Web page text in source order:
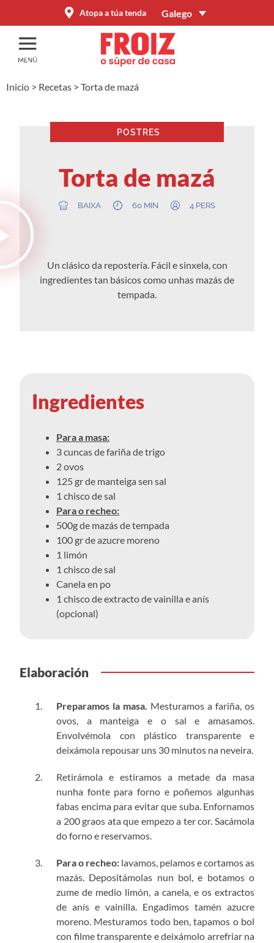
Atopa a túa tenda Galego
Inicio > Recetas > Torta de mazá
POSTRES
Torta de mazá
BAIXA 60 MIN 4 PERS
Un clásico da repostería. Fácil e sinxela, con
ingredientes tan básicos como unhas mazás de
tempada.
Ingredientes
Para a masa:
3 cuncas de fariña de trigo
2 ovos
125 gr de manteiga sen sal
1 chisco de sal
Para o recheo:
500g de mazás de tempada
100 gr de azucre moreno
1 limón
1 chisco de sal
Canela en po
1 chisco de extracto de vainilla e anís
(opcional)
Elaboración
Preparamos la masa. Mesturamos a fariña, os
ovos, a manteiga e o sal e amasamos.
Envolvémola con plástico transparente e
deixámola repousar uns 30 minutos na neveira.
Retirámola e estiramos a metade da masa
nunha fonte para forno e poñemos algunhas
fabas encima para evitar que suba. Enfornamos
a 200 graos ata que empezo a ter cor. Sacámola
do forno e reservamos.
Para o recheo: lavamos, pelamos e cortamos as
mazás. Depositámolas nun bol, e botamos o
zume de medio limón, a canela, e os extractos
de anís e vainilla. Engadimos tamén azucre
moreno. Mesturamos todo ben, tapamos o bol
con filme transparente e deixámolo arrefriar na